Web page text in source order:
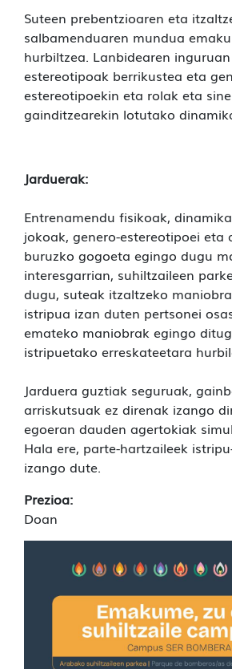
Suteen prebentzioaren eta
salbamenduaren mundua
hurbiltzea. Lanbidearen
estereotipoak berrikustea eta
estereotipoekin eta rolak eta
gainditzearekin lotutako
Jarduerak:
Entrenamendu fisikoak,
jokoak, genero-estereotipoei eta
buruzko gogoeta egingo dugu
interesgarrian, suhiltzaileen
dugu, suteak itzaltzeko
istripua izan duten pertsonei
emateko maniobrak egingo
istripuetako erreskateetara
Jarduera guztiak seguruak,
arriskutsuak ez direnak izango
egoeran dauden agertokiak
Hala ere, parte-hartzaileek
izango dute.
Prezioa:
Doan